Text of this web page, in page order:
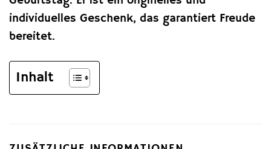
individuelles Geschenk, das garantiert Freude
bereitet.
Inhalt